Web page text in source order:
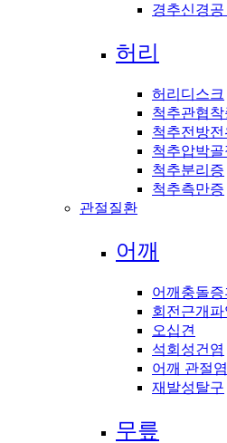
경추신경
허리
허리디스크
척추관협착
척추전방전
척추압박골
척추분리증
척추측만증
관절질환
어깨
어깨충돌증
회전근개파
오십견
석회성건염
어깨 관절염
재발성탈구
무릎